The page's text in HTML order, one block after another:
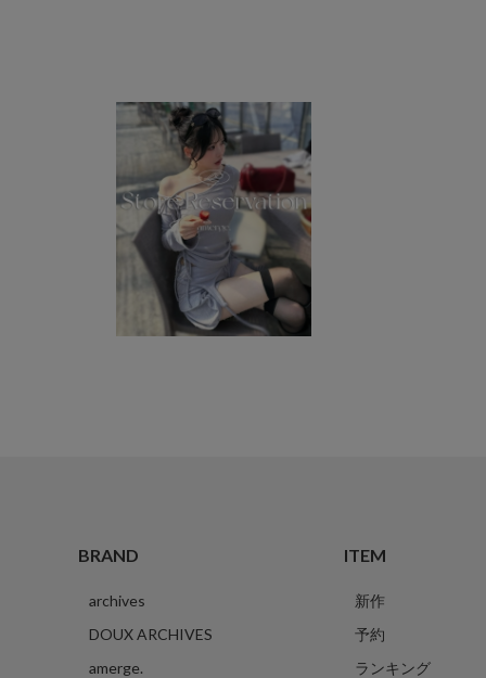
BRAND
archives
DOUX ARCHIVES
amerge.
ITEM
新作
予約
ランキング